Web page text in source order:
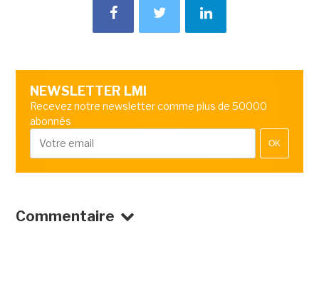
NEWSLETTER LMI
Recevez notre newsletter comme plus de 50000
abonnés
OK
Commentaire